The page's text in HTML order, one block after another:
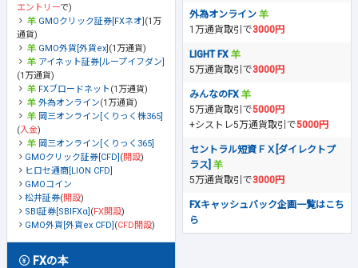
エントリーで)
GMOクリック証券[FXネオ] (1万
通貨)
GMO外貨[外貨ex] (1万通貨)
アイネット証券[ループイフダン]
(1万通貨)
FXブロードネット(1万通貨)
外為オンライン(1万通貨)
岡三オンライン[くりっく株365]
(入金)
岡三オンライン[くりっく365]
GMOクリック証券[CFD] (開設)
ヒロセ通商[LION CFD]
GMOコイン
松井証券(開設)
SBI証券[SBIFXα] (FX開設)
GMO外貨[外貨ex CFD] (CFD開設)
FXの本
外為オンライン
1万通貨取引で3000円
LIGHT FX
5万通貨取引で3000円
みんなのFX
5万通貨取引で5000円
+シストレ5万通貨取引で5000円
セントラル短資ＦＸ[ダイレクトプ
ラス]
5万通貨取引で3000円
FXキャッシュバック企画一覧はこち
ら